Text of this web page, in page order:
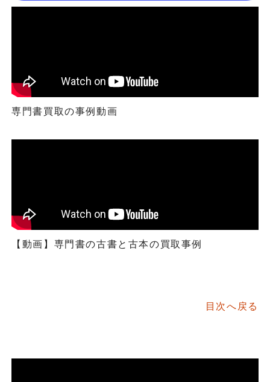
専門書買取の事例動画
【動画】専門書の古書と古本の買取事例
目次へ戻る